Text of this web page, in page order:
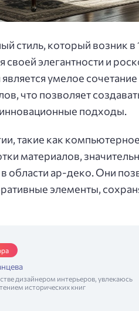
стиль, который возник
своей элегантности и
является умелое
что позволяет
подходы.
такие как
материалов,
области ар-деко. Они
элементы,
дизайнером интерьеров, увлекаюсь
исторических книг